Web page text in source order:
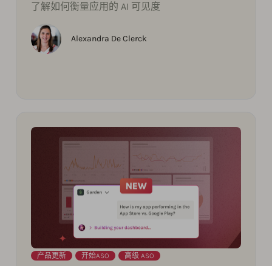
了解如何衡量应用的 AI 可见度
Alexandra De Clerck
产品更新 开始ASO 高级 ASO